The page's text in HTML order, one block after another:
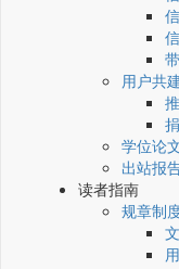
用户共
学位论
出站报
读者指南
规章制